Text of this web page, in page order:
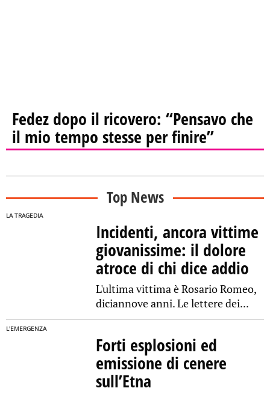
Fedez dopo il ricovero: “Pensavo che
il mio tempo stesse per finire”
Top News
LA TRAGEDIA
Incidenti, ancora vittime
giovanissime: il dolore
atroce di chi dice addio
L'ultima vittima è Rosario Romeo,
diciannove anni. Le lettere dei...
L'EMERGENZA
Forti esplosioni ed
emissione di cenere
sull’Etna